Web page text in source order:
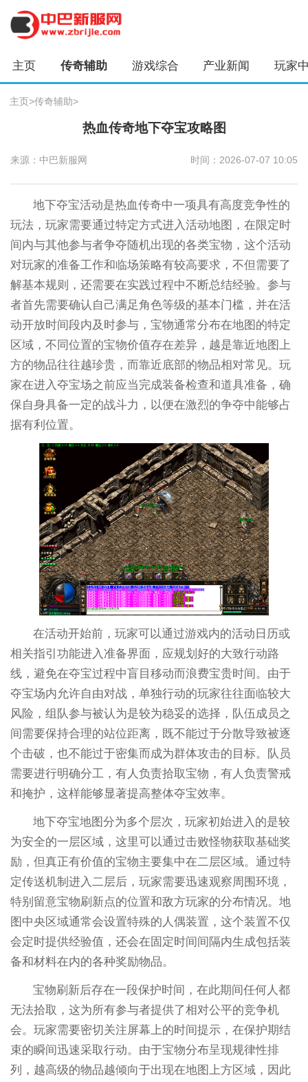
主页 传奇辅助 游戏综合 产业新闻 玩家
主页>传奇辅助>
热血传奇地下夺宝攻略图
来源：中巴新服网 时间：2026-07-07 10:05
地下夺宝活动是热血传奇中一项具有高度竞争性的
玩法，玩家需要通过特定方式进入活动地图，在限定时
间内与其他参与者争夺随机出现的各类宝物，这个活动
对玩家的准备工作和临场策略有较高要求，不但需要了
解基本规则，还需要在实践过程中不断总结经验。参与
者首先需要确认自己满足角色等级的基本门槛，并在活
动开放时间段内及时参与，宝物通常分布在地图的特定
区域，不同位置的宝物价值存在差异，越是靠近地图上
方的物品往往越珍贵，而靠近底部的物品相对常见。玩
家在进入夺宝场之前应当完成装备检查和道具准备，确
保自身具备一定的战斗力，以便在激烈的争夺中能够占
据有利位置。
在活动开始前，玩家可以通过游戏内的活动日历或
相关指引功能进入准备界面，应规划好的大致行动路
线，避免在夺宝过程中盲目移动而浪费宝贵时间。由于
夺宝场内允许自由对战，单独行动的玩家往往面临较大
风险，组队参与被认为是较为稳妥的选择，队伍成员之
间需要保持合理的站位距离，既不能过于分散导致被逐
个击破，也不能过于密集而成为群体攻击的目标。队员
需要进行明确分工，有人负责拾取宝物，有人负责警戒
和掩护，这样能够显著提高整体夺宝效率。
地下夺宝地图分为多个层次，玩家初始进入的是较
为安全的一层区域，这里可以通过击败怪物获取基础奖
励，但真正有价值的宝物主要集中在二层区域。通过特
定传送机制进入二层后，玩家需要迅速观察周围环境，
特别留意宝物刷新点的位置和敌方玩家的分布情况。地
图中央区域通常会设置特殊的人偶装置，这个装置不仅
会定时提供经验值，还会在固定时间间隔内生成包括装
备和材料在内的各种奖励物品。
宝物刷新后存在一段保护时间，在此期间任何人都
无法拾取，这为所有参与者提供了相对公平的竞争机
会。玩家需要密切关注屏幕上的时间提示，在保护期结
束的瞬间迅速采取行动。由于宝物分布呈现规律性排
列，越高级的物品越倾向于出现在地图上方区域，因此